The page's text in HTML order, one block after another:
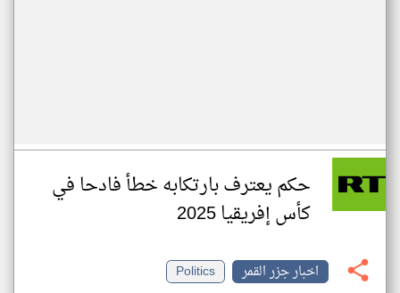
حكم يعترف بارتكابه خطأ فادحا في
كأس إفريقيا 2025
اخبار جزر القمر
Politics